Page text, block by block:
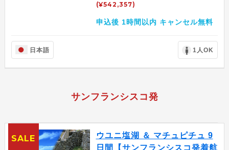
(¥542,357)
申込後 1時間以内 キャンセル無料
日本語 1人OK
サンフランシスコ発
ウユニ塩湖 ＆ マチュピチュ 9
日間【サンフランシスコ発着航
SALE